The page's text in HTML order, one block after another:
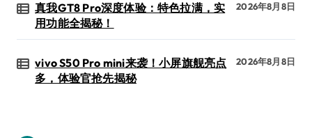
真我GT8 Pro深度体验：特色拉满，实
用功能全揭秘！
2026年8月8日
vivo S50 Pro mini来袭！小屏旗舰亮点
多，体验官抢先揭秘
2026年8月8日